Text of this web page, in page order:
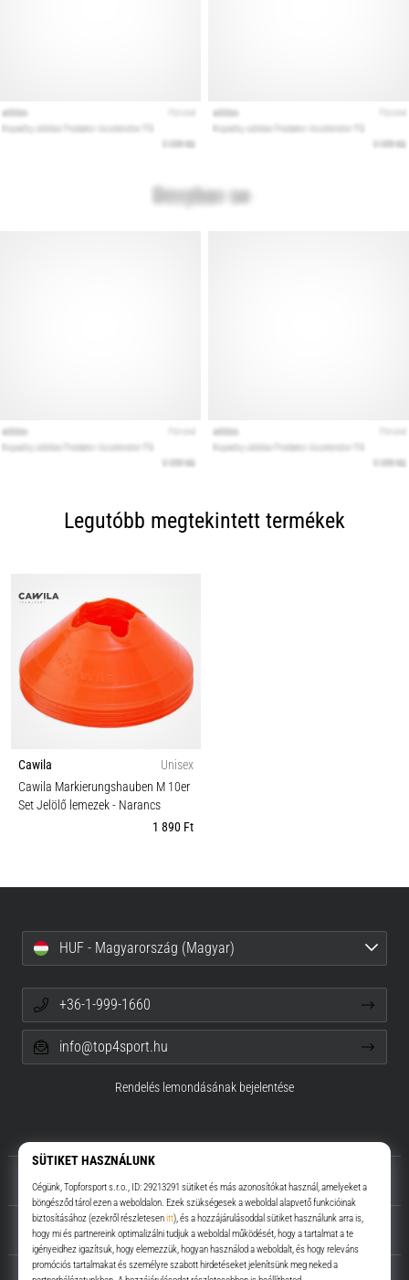
Legutóbb megtekintett termékek
Cawila
Unisex
Cawila Markierungshauben M 10er
Set Jelölő lemezek- Narancs
1 890 Ft
Rólunk
Ügyfélszolgálat
HUF - Magyarország (Magyar)
+36-1-999-1660
info@top4sport.hu
Rendelés lemondásának bejelentése